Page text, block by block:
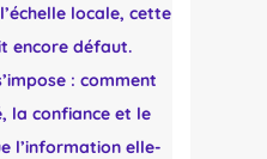
locale, cette
encore défaut.
: comment
la confiance et le
l’information elle-